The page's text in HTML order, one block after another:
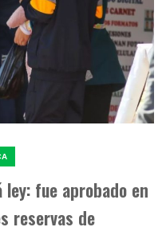
fue aprobado en
reservas de